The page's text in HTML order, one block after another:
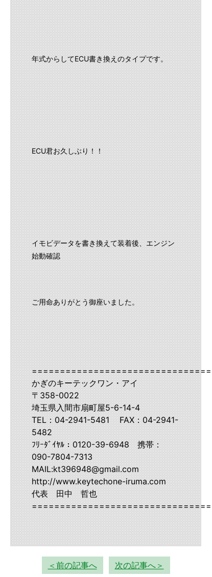
年式からしてECU書き換えのタイプです。
ECU君お久しぶり！！
イモビデータを書き換えて装着後、エンジン
始動確認
ご用命ありがとう御座いました。
かぎのキーテックワン・アイ
〒358-0022
埼玉県入間市扇町屋5-6-14-4
TEL：04-2941-5481 FAX：04-2941-
5482
ﾌﾘｰﾀﾞｲﾔﾙ：0120-39-6948 携帯：
090-7804-7313
MAIL:kt396948@gmail.com
http://www.keytechone-iruma.com
代表 田中 哲也
＜前の記事へ 次の記事へ＞